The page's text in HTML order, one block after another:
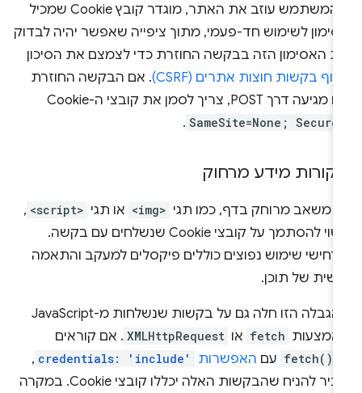
שהמשתמש עוזב את האתר, מוגדר קובץ Cookie שמכיל
לשימוש חד-פעמי, מתוך ציפייה שאפשר יהיה לבדוק
האסימון הזה בבקשה החוזרת כדי לצמצם את הסיכון
זיוף בקשות חוצות אתרים (CSRF)
. אם הבקשה החוזרת
הזו מגיעה דרך POST, צריך לסמן את קובצי ה-Cookie
SameSite=None; Secure
.
מידע מרחוק
משאב מרוחק בדף, כמו תגי <img> או תגי <script>
,
עשוי להסתמך על קובצי Cookie שנשלחים עם בקשה.
שימוש נפוצים כוללים פיקסלים למעקב והתאמה
של תוכן.
ההגבלה הזו חלה גם על בקשות שנשלחות מ-JavaScript
fetch או XMLHttpRequest . אם קוראים
fetch() עם האפשרות credentials: 'include'
,
סביר להניח שהבקשות האלה יכללו קובצי Cookie. במקרה